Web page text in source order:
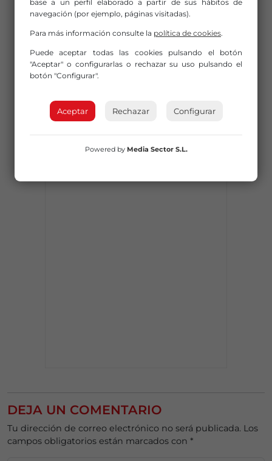
DEJA UN COMENTARIO
Tu dirección de correo electrónico no será publicada. Los
campos obligatorios están marcados con *
base a un perfil elaborado a partir de sus hábitos de
navegación (por ejemplo, páginas visitadas).
Para más información consulte la política de cookies.
Puede aceptar todas las cookies pulsando el botón
"Aceptar" o configurarlas o rechazar su uso pulsando el
botón "Configurar".
Aceptar Rechazar Configurar
Powered by Media Sector S.L.